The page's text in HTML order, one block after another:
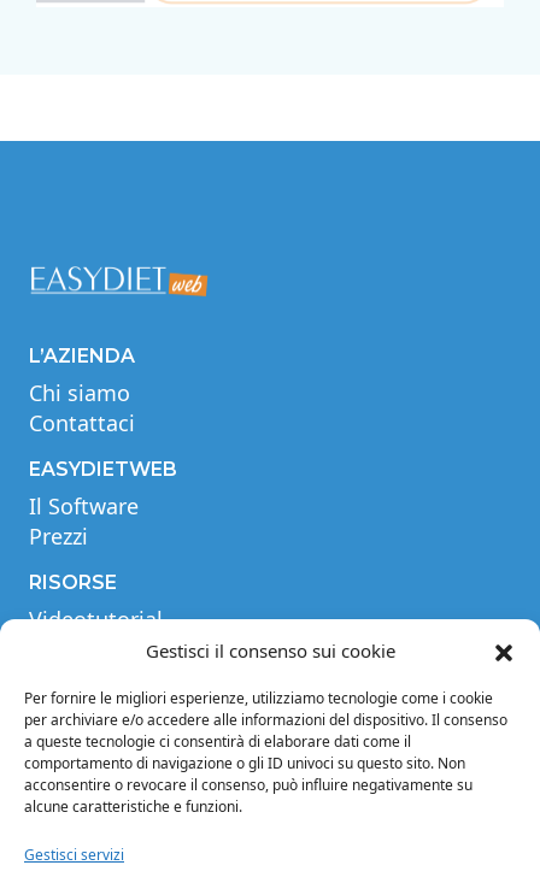
Gestisci il consenso sui cookie
Per fornire le migliori esperienze, utilizziamo tecnologie come i cookie
per archiviare e/o accedere alle informazioni del dispositivo. Il consenso
a queste tecnologie ci consentirà di elaborare dati come il
comportamento di navigazione o gli ID univoci su questo sito. Non
acconsentire o revocare il consenso, può influire negativamente su
alcune caratteristiche e funzioni.
Gestisci servizi
L’AZIENDA
Chi siamo
Contattaci
EASYDIETWEB
Il Software
Prezzi
RISORSE
Videotutorial
Tabella comparativa
Glossario
INFORMAZIONI
Note legali
Condizioni di vendita